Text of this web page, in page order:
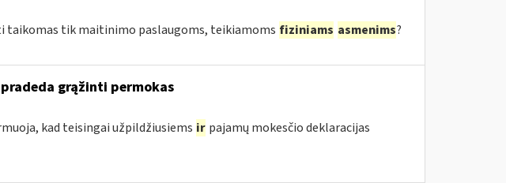
taikomas tik maitinimo paslaugoms, teikiamoms fiziniams asmenims?
grąžinti permokas
kad teisingai užpildžiusiems ir pajamų mokesčio deklaracijas